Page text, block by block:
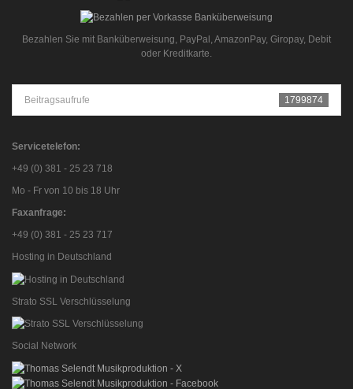
Bezahlen Sie mit Banküberweisung, PayPal, AmazonPay, Giropay, Debit
oder Kreditkarte.
Beitragsaufrufe 1799874
Servicetelefon:
+49 (0) 381 - 25 23 718
Mo - Fr von 10 bis 18 Uhr
Faxanfrage:
+49 (0) 381 - 25 23 717
Hosting in Deutschland
Strato SSL Verschlüsselung
Social Network